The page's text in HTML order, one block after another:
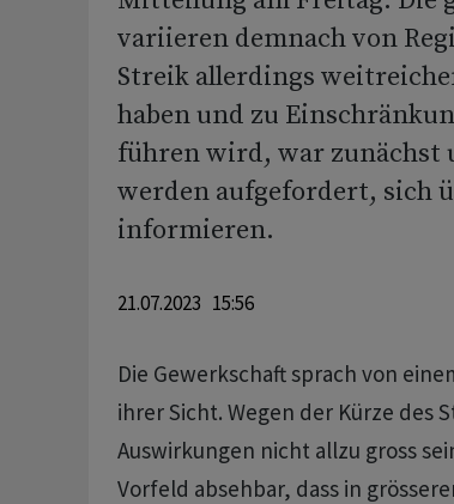
variieren demnach von
Streik allerdings
haben und zu
führen wird, war zunächst
werden aufgefordert, sich
informieren.
21.07.2023 15:56
Die Gewerkschaft sprach von
ihrer Sicht. Wegen der Kürze des
Auswirkungen nicht allzu gross
Vorfeld absehbar, dass in